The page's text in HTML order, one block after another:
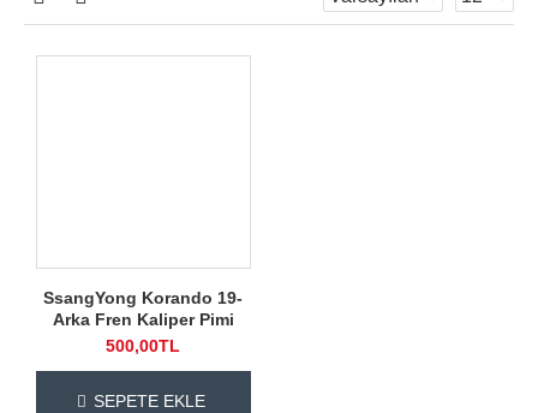
SsangYong Korando 19-
Arka Fren Kaliper Pimi
500,00TL
SEPETE EKLE